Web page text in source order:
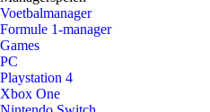
Voetbalmanager
Formule 1-manager
Games
PC
Playstation 4
Xbox One